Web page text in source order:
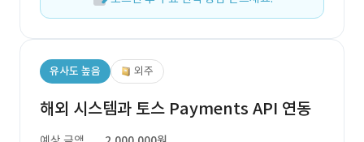
유사도 높음 외주
해외 시스템과 토스 Payments API 연동